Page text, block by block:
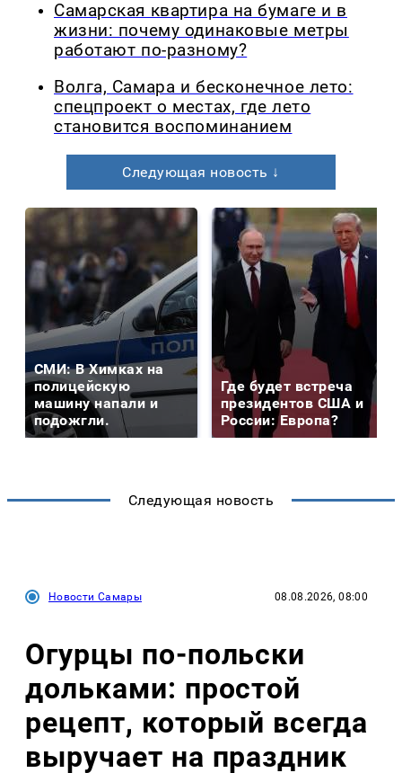
Самарская квартира на бумаге и в
жизни: почему одинаковые метры
работают по-разному?
Волга, Самара и бесконечное лето:
спецпроект о местах, где лето
становится воспоминанием
Следующая новость ↓
СМИ: В Химках на
полицейскую
машину напали и
подожгли.
Где будет встреча
президентов США и
России: Европа?
Следующая новость
Новости Самары 08.08.2026, 08:00
Огурцы по‑польски
дольками: простой
рецепт, который всегда
выручает на праздник